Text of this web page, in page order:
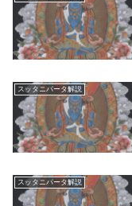
スッタニパータ解説
スッタニパータ解説